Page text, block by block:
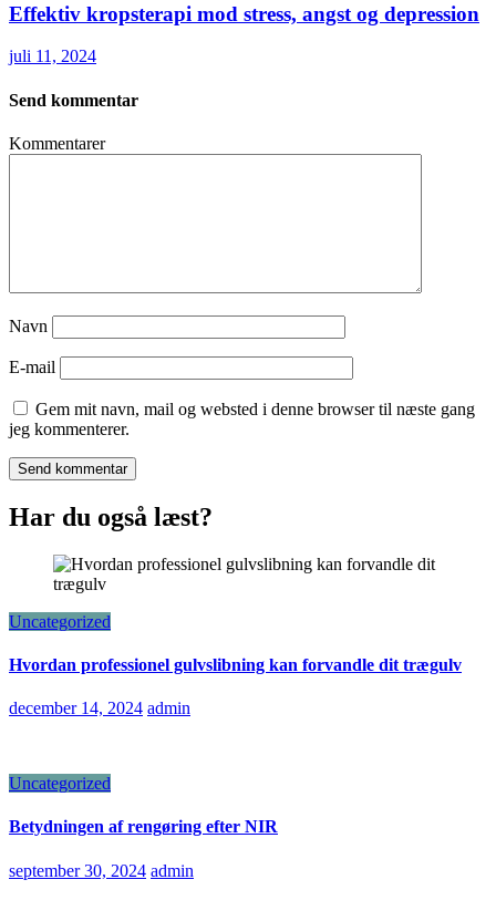
Effektiv kropsterapi mod stress, angst og depression
juli 11, 2024
Send kommentar
Kommentarer
Navn
E-mail
Gem mit navn, mail og websted i denne browser til næste gang
jeg kommenterer.
Har du også læst?
Uncategorized
Hvordan professionel gulvslibning kan forvandle dit trægulv
december 14, 2024 admin
Uncategorized
Betydningen af rengøring efter NIR
september 30, 2024 admin